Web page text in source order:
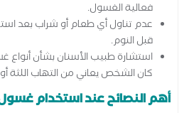
فعالية الغسول.
عدم تناول أي طعام أو شراب بعد
قبل النوم.
استشارة طبيب الأسنان بشأن أنواع
كان الشخص يعاني من التهاب اللثة أو
أهم النصائح عند استخدام